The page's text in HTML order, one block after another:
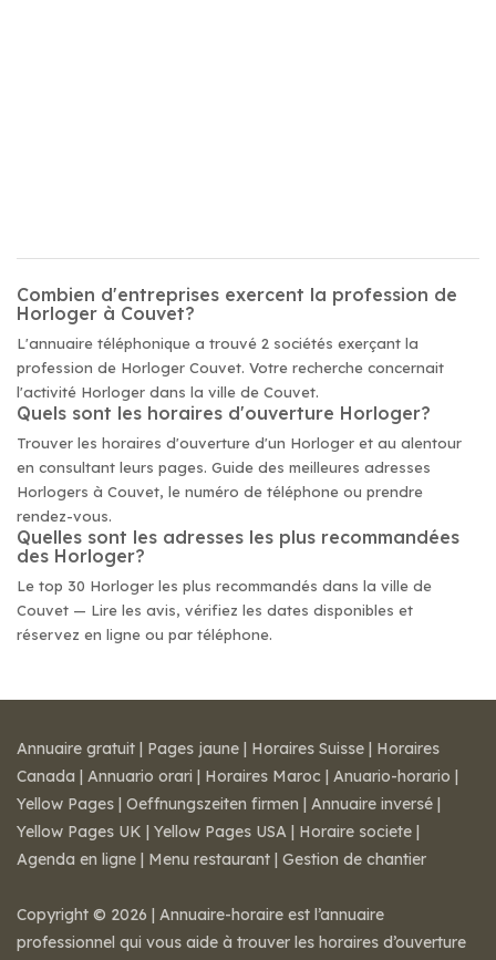
Combien d'entreprises exercent la profession de
Horloger à Couvet?
L'annuaire téléphonique a trouvé 2 sociétés exerçant la
profession de Horloger Couvet. Votre recherche concernait
l'activité Horloger dans la ville de Couvet.
Quels sont les horaires d'ouverture Horloger?
Trouver les horaires d'ouverture d'un Horloger et au alentour
en consultant leurs pages. Guide des meilleures adresses
Horlogers à Couvet, le numéro de téléphone ou prendre
rendez-vous.
Quelles sont les adresses les plus recommandées
des Horloger?
Le top 30 Horloger les plus recommandés dans la ville de
Couvet — Lire les avis, vérifiez les dates disponibles et
réservez en ligne ou par téléphone.
Annuaire gratuit | Pages jaune | Horaires Suisse | Horaires
Canada | Annuario orari | Horaires Maroc | Anuario-horario |
Yellow Pages | Oeffnungszeiten firmen | Annuaire inversé |
Yellow Pages UK | Yellow Pages USA | Horaire societe |
Agenda en ligne | Menu restaurant | Gestion de chantier
Copyright © 2026 | Annuaire-horaire est l’annuaire
professionnel qui vous aide à trouver les horaires d’ouverture